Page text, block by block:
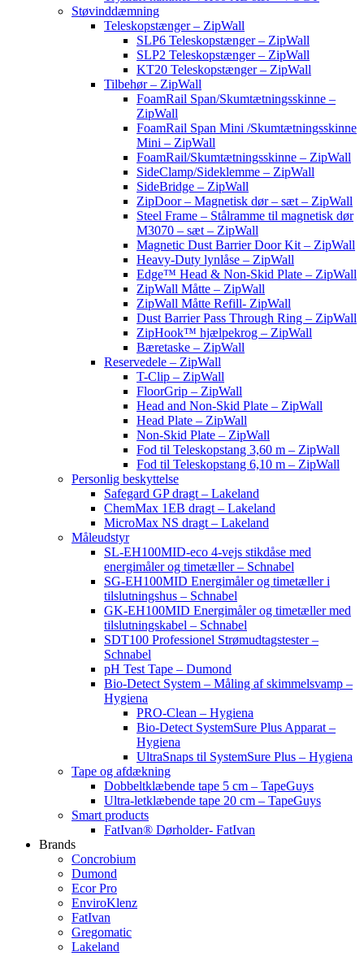
Støvinddæmning
Teleskopstænger – ZipWall
SLP6 Teleskopstænger – ZipWall
SLP2 Teleskopstænger – ZipWall
KT20 Teleskopstænger – ZipWall
Tilbehør – ZipWall
FoamRail Span/Skumtætningsskinne –
ZipWall
FoamRail Span Mini /Skumtætningsskinne
Mini – ZipWall
FoamRail/Skumtætningsskinne – ZipWall
SideClamp/Sideklemme – ZipWall
SideBridge – ZipWall
ZipDoor – Magnetisk dør – sæt – ZipWall
Steel Frame – Stålramme til magnetisk dør
M3070 – sæt – ZipWall
Magnetic Dust Barrier Door Kit – ZipWall
Heavy-Duty lynlåse – ZipWall
Edge™ Head & Non-Skid Plate – ZipWall
ZipWall Måtte – ZipWall
ZipWall Måtte Refill- ZipWall
Dust Barrier Pass Through Ring – ZipWall
ZipHook™ hjælpekrog – ZipWall
Bæretaske – ZipWall
Reservedele – ZipWall
T-Clip – ZipWall
FloorGrip – ZipWall
Head and Non-Skid Plate – ZipWall
Head Plate – ZipWall
Non-Skid Plate – ZipWall
Fod til Teleskopstang 3,60 m – ZipWall
Fod til Teleskopstang 6,10 m – ZipWall
Personlig beskyttelse
Safegard GP dragt – Lakeland
ChemMax 1EB dragt – Lakeland
MicroMax NS dragt – Lakeland
Måleudstyr
SL-EH100MID-eco 4-vejs stikdåse med
energimåler og timetæller – Schnabel
SG-EH100MID Energimåler og timetæller i
tilslutningshus – Schnabel
GK-EH100MID Energimåler og timetæller med
tilslutningskabel – Schnabel
SDT100 Professionel Strømudtagstester –
Schnabel
pH Test Tape – Dumond
Bio-Detect System – Måling af skimmelsvamp –
Hygiena
PRO-Clean – Hygiena
Bio-Detect SystemSure Plus Apparat –
Hygiena
UltraSnaps til SystemSure Plus – Hygiena
Tape og afdækning
Dobbeltklæbende tape 5 cm – TapeGuys
Ultra-letklæbende tape 20 cm – TapeGuys
Smart products
FatIvan® Dørholder- FatIvan
Brands
Concrobium
Dumond
Ecor Pro
EnviroKlenz
FatIvan
Gregomatic
Lakeland